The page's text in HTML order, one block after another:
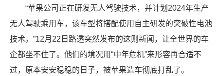
“苹果公司正在研发无人驾驶技术，并计划2024年生产
无人驾驶乘用车，该车型将搭配使用自主研发的突破性电池
技术。”12月22日路透突然发布的这则新闻，让全世界的车
企都坐不住了。他们的境况用“中年危机”来形容再合适不
过，原本安安稳稳的日子，被苹果造车彻底打乱了。